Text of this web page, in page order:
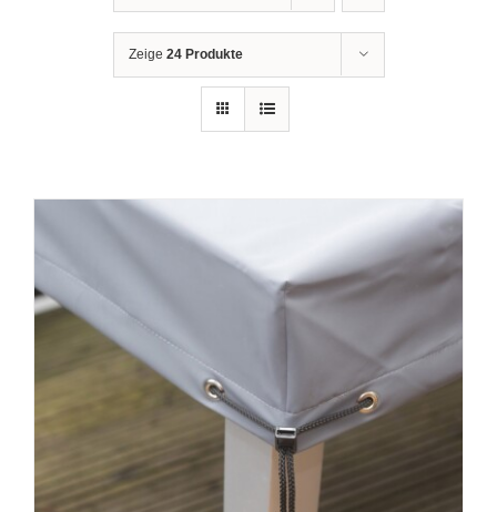
Zeige 24 Produkte